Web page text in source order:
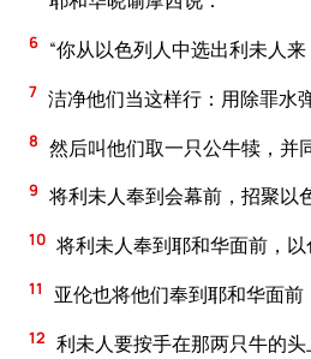
6 “你从以色列人中选出利未人来
7 洁净他们当这样行：用除罪水
8 然后叫他们取一只公牛犊，并
9 将利未人奉到会幕前，招聚以
10 将利未人奉到耶和华面前，以
11 亚伦也将他们奉到耶和华面前
12 利未人要按手在那两只牛的